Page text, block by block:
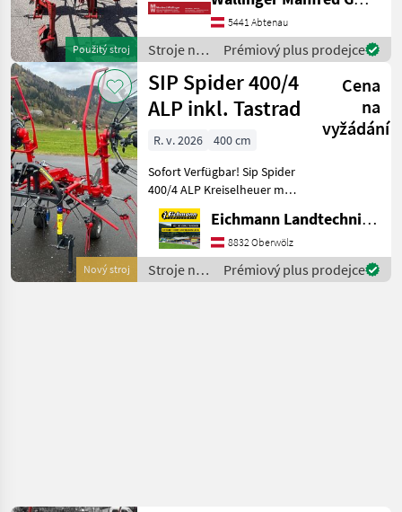
Použitý stroj
hydraulické nastavenie
výšky, Zavesený riadkový
ovládač, Poistenie proti
stratenia
5441 Abtenau
Stroje na
zber
objemových
krmív /
SIP
Prémiový plus prodejce
Nový stroj
SIP Spider 400/4
ALP inkl. Tastrad
Cena
na
vyžádání
R. v. 2026
400 cm
Sofort Verfügbar! Sip Spider
400/4 ALP Kreiselheuer mit
Tastrad! Ausstattung &
Details: - Schwenkbare
Aufhängung Kat. 1&2 - Inkl.
Gelenkwelle mit
Überlastsich
Eichmann Landtechnik GmbH
8832 Oberwölz
Stroje na
zber
Prémiový plus prodejce